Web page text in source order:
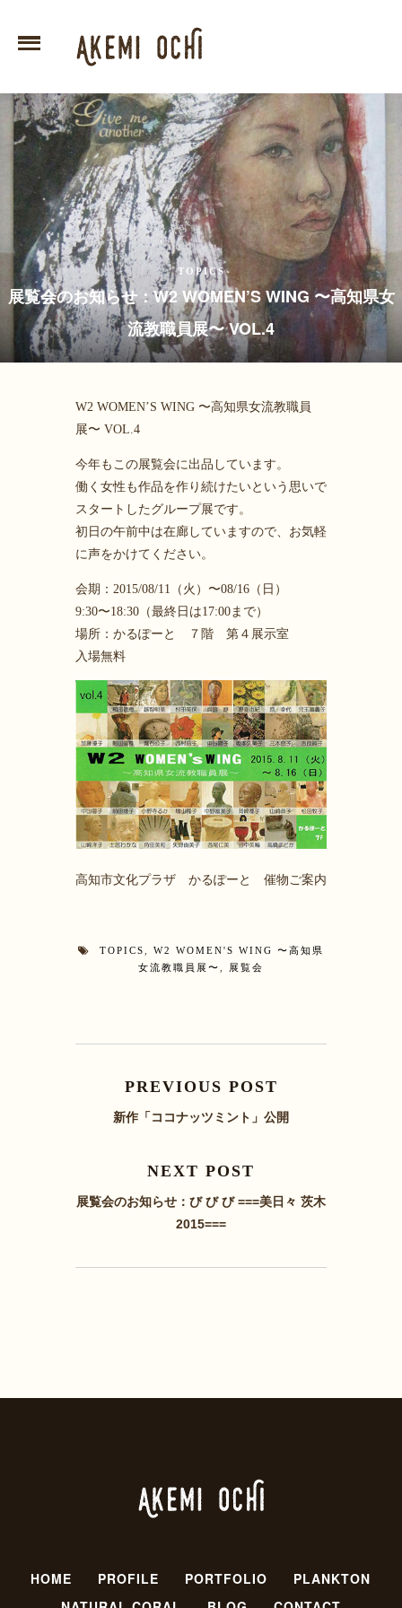
TOPICS
展覧会のお知らせ：W2 WOMEN’S WING 〜高知県女
流教職員展〜 VOL.4
W2 WOMEN’S WING 〜高知県女流教職員
展〜 VOL.4
今年もこの展覧会に出品しています。
働く女性も作品を作り続けたいという思いで
スタートしたグループ展です。
初日の午前中は在廊していますので、お気軽
に声をかけてください。
会期：2015/08/11（火）〜08/16（日）
9:30〜18:30（最終日は17:00まで）
場所：かるぽーと ７階 第４展示室
入場無料
高知市文化プラザ かるぽーと 催物ご案内
TOPICS, W2 WOMEN'S WING 〜高知県
女流教職員展〜, 展覧会
PREVIOUS POST
新作「ココナッツミント」公開
NEXT POST
展覧会のお知らせ：び び び ===美日々 茨木
2015===
HOME PROFILE PORTFOLIO
PLANKTON